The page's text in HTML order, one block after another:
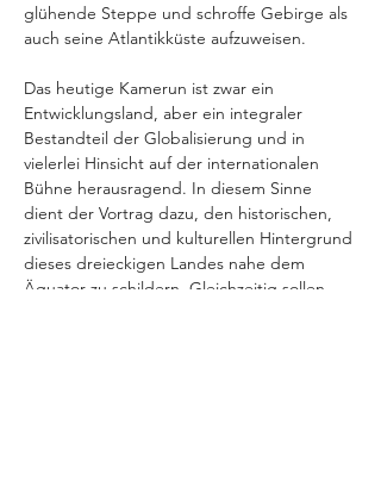
glühende Steppe und schroffe Gebirge als
auch seine Atlantikküste aufzuweisen.
Das heutige Kamerun ist zwar ein
Entwicklungsland, aber ein integraler
Bestandteil der Globalisierung und in
vielerlei Hinsicht auf der internationalen
Bühne herausragend. In diesem Sinne
dient der Vortrag dazu, den historischen,
zivilisatorischen und kulturellen Hintergrund
dieses dreieckigen Landes nahe dem
Äquator zu schildern. Gleichzeitig sollen